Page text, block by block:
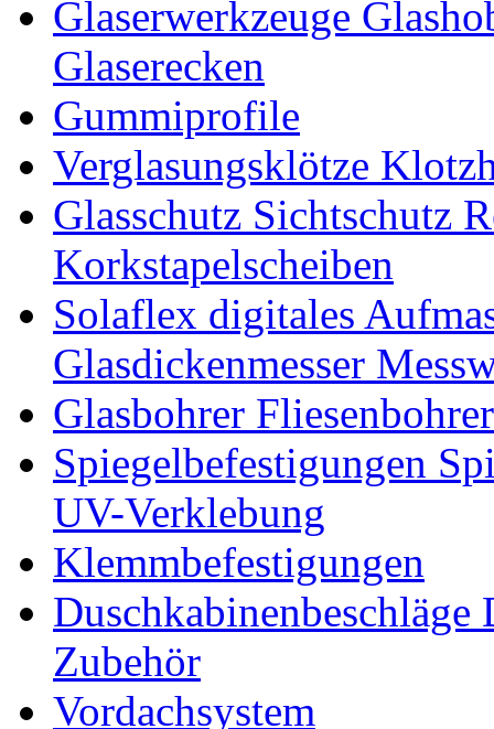
Glaserwerkzeuge
Glaserecken
Gummiprofile
Verglasungsklötze
Glasschutz Sichtschutz
Korkstapelscheiben
Solaflex digitales
Glasdickenmesser
Glasbohrer
Spiegelbefestigungen
UV-Verklebung
Klemmbefestigungen
Zubehör
Vordachsystem